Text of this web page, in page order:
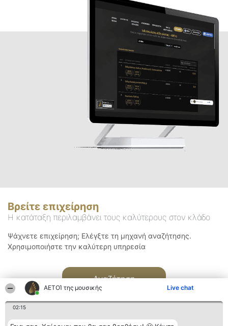
ΑΕΤΟΊ της μουσικής Live chat
02:15
Βρείτε επιχείρηση
Η κατάταξη περιλαμβάνει τους καλύτερους στον κλάδο
Ψάχνετε επιχείρηση; Ελέγξτε τη μηχανή αναζήτησης.
Χρησιμοποιήστε την καλύτερη υπηρεσία
Αναζήτηση